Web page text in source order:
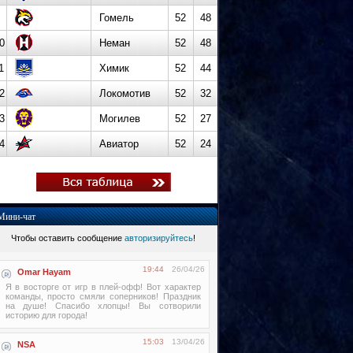
Гомель 52 48
Неман 52 48
Химик 52 44
Локомотив 52 32
Могилев 52 27
Авиатор 52 24
чат
Чтобы оставить сообщение авторизируйтесь!
Omar Hayam 26/04/26
19:44
Я в восторге от игр в плей-офф! Вот характер
команды, просто смяли соперников! Праздник
на душе! Спасибо хлопцы! Вы сотворили
историю для города!
NSA 13/04/26
15:03